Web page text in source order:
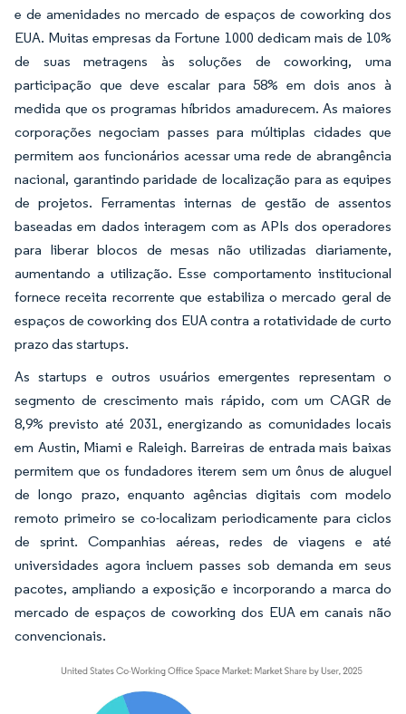
e de amenidades no mercado de espaços de coworking dos
EUA. Muitas empresas da Fortune 1000 dedicam mais de 10%
de suas metragens às soluções de coworking, uma
participação que deve escalar para 58% em dois anos à
medida que os programas híbridos amadurecem. As maiores
corporações negociam passes para múltiplas cidades que
permitem aos funcionários acessar uma rede de abrangência
nacional, garantindo paridade de localização para as equipes
de projetos. Ferramentas internas de gestão de assentos
baseadas em dados interagem com as APIs dos operadores
para liberar blocos de mesas não utilizadas diariamente,
aumentando a utilização. Esse comportamento institucional
fornece receita recorrente que estabiliza o mercado geral de
espaços de coworking dos EUA contra a rotatividade de curto
prazo das startups.
As startups e outros usuários emergentes representam o
segmento de crescimento mais rápido, com um CAGR de
8,9% previsto até 2031, energizando as comunidades locais
em Austin, Miami e Raleigh. Barreiras de entrada mais baixas
permitem que os fundadores iterem sem um ônus de aluguel
de longo prazo, enquanto agências digitais com modelo
remoto primeiro se co-localizam periodicamente para ciclos
de sprint. Companhias aéreas, redes de viagens e até
universidades agora incluem passes sob demanda em seus
pacotes, ampliando a exposição e incorporando a marca do
mercado de espaços de coworking dos EUA em canais não
convencionais.